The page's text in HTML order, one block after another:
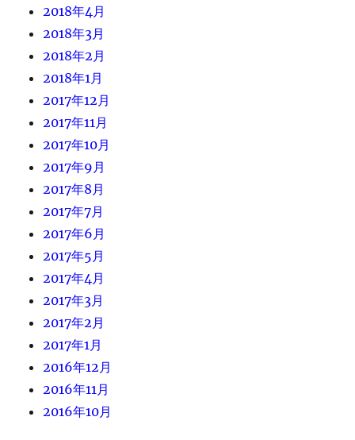
2018年4月
2018年3月
2018年2月
2018年1月
2017年12月
2017年11月
2017年10月
2017年9月
2017年8月
2017年7月
2017年6月
2017年5月
2017年4月
2017年3月
2017年2月
2017年1月
2016年12月
2016年11月
2016年10月